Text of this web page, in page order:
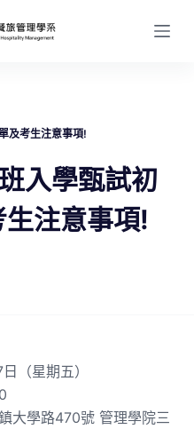
及考生注意事項!
入學甄試初
注意事項!
（星期五）
大學路470號 管理學院三